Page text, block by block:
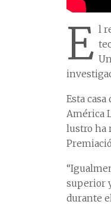
E l
Esta
América
lustro ha
superior
durante